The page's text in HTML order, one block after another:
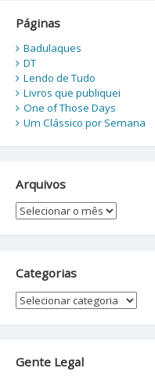
Páginas
Badulaques
DT
Lendo de Tudo
Livros que publiquei
One of Those Days
Um Clássico por Semana
Arquivos
Arquivos
Categorias
Categorias
Gente Legal